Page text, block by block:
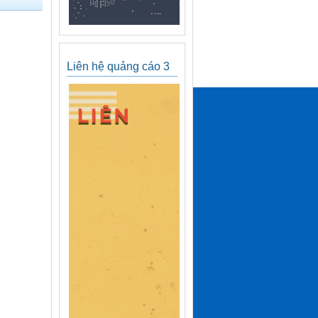
Liên hệ quảng cáo 3